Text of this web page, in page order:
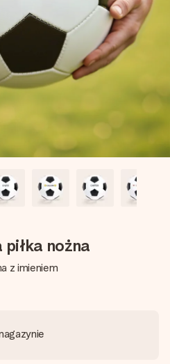
zaledwie kilku krokach – z jej
wiadomością, która naprawdę
po prostu ogrom miłości na
nożna
z imieniem